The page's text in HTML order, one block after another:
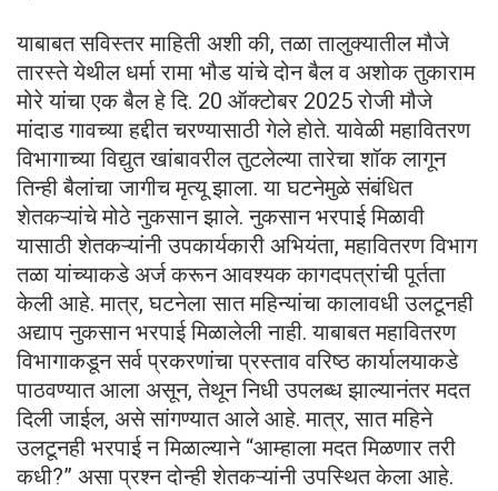
याबाबत सविस्तर माहिती अशी की, तळा तालुक्यातील मौजे
तारस्ते येथील धर्मा रामा भौड यांचे दोन बैल व अशोक तुकाराम
मोरे यांचा एक बैल हे दि. 20 ऑक्टोबर 2025 रोजी मौजे
मांदाड गावच्या हद्दीत चरण्यासाठी गेले होते. यावेळी महावितरण
विभागाच्या विद्युत खांबावरील तुटलेल्या तारेचा शॉक लागून
तिन्ही बैलांचा जागीच मृत्यू झाला. या घटनेमुळे संबंधित
शेतकऱ्यांचे मोठे नुकसान झाले. नुकसान भरपाई मिळावी
यासाठी शेतकऱ्यांनी उपकार्यकारी अभियंता, महावितरण विभाग
तळा यांच्याकडे अर्ज करून आवश्यक कागदपत्रांची पूर्तता
केली आहे. मात्र, घटनेला सात महिन्यांचा कालावधी उलटूनही
अद्याप नुकसान भरपाई मिळालेली नाही. याबाबत महावितरण
विभागाकडून सर्व प्रकरणांचा प्रस्ताव वरिष्ठ कार्यालयाकडे
पाठवण्यात आला असून, तेथून निधी उपलब्ध झाल्यानंतर मदत
दिली जाईल, असे सांगण्यात आले आहे. मात्र, सात महिने
उलटूनही भरपाई न मिळाल्याने “आम्हाला मदत मिळणार तरी
कधी?” असा प्रश्न दोन्ही शेतकऱ्यांनी उपस्थित केला आहे.